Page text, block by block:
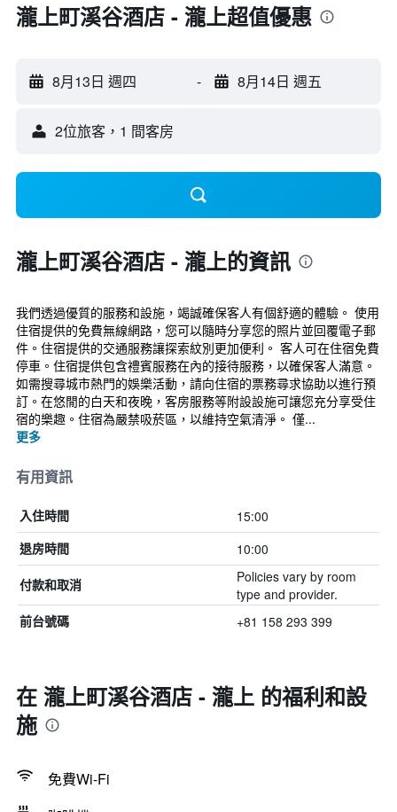
瀧上町溪谷酒店 - 瀧上超值優惠
8月13日 週四 - 8月14日 週五
2位旅客，1 間客房
瀧上町溪谷酒店 - 瀧上的資訊
我們透過優質的服務和設施，竭誠確保客人有個舒適的體驗。 使用
住宿提供的免費無線網路，您可以隨時分享您的照片並回覆電子郵
件。住宿提供的交通服務讓探索紋別更加便利。 客人可在住宿免費
停車。住宿提供包含禮賓服務在內的接待服務，以確保客人滿意。
如需搜尋城市熱門的娛樂活動，請向住宿的票務尋求協助以進行預
訂。在悠閒的白天和夜晚，客房服務等附設設施可讓您充分享受住
宿的樂趣。住宿為嚴禁吸菸區，以維持空氣清淨。 僅...
更多
有用資訊
入住時間 15:00
退房時間 10:00
付款和取消
Policies vary by room
type and provider.
前台號碼 +81 158 293 399
在 瀧上町溪谷酒店 - 瀧上 的福利和設
施
免費Wi-Fi